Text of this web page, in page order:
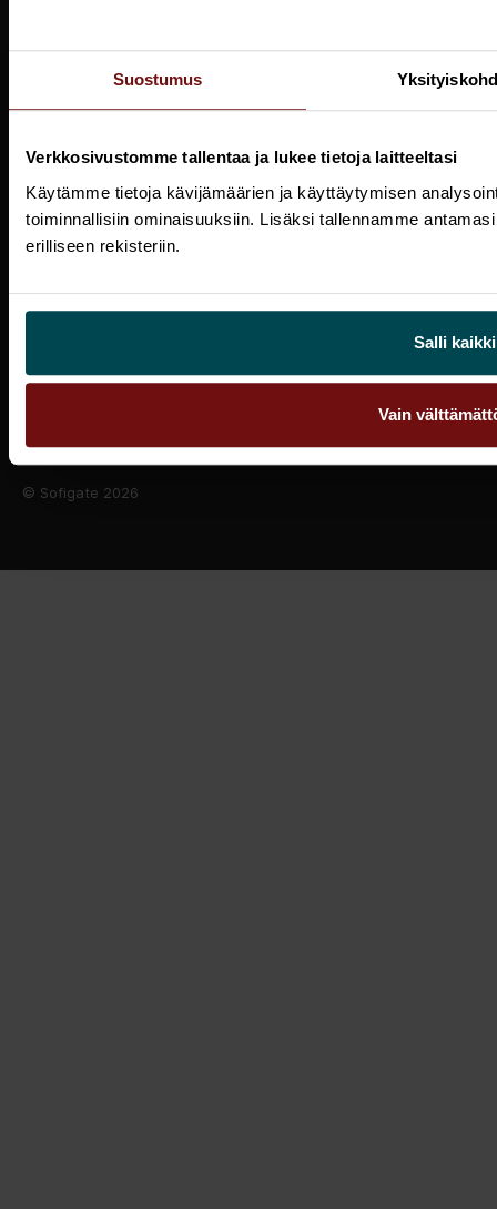
Suostumus
Verkkosivustomme tallentaa ja lukee tietoja laitteeltasi
Käytämme tietoja kävijämäärien ja käyttäytymisen
toiminnallisiin ominaisuuksiin. Lisäksi tallennamme
erilliseen rekisteriin.
Salli kaikki
Vain
Norja
Meistä
Palvelut
Uutiset
Ota yhteyttä
© Sofigate 2026